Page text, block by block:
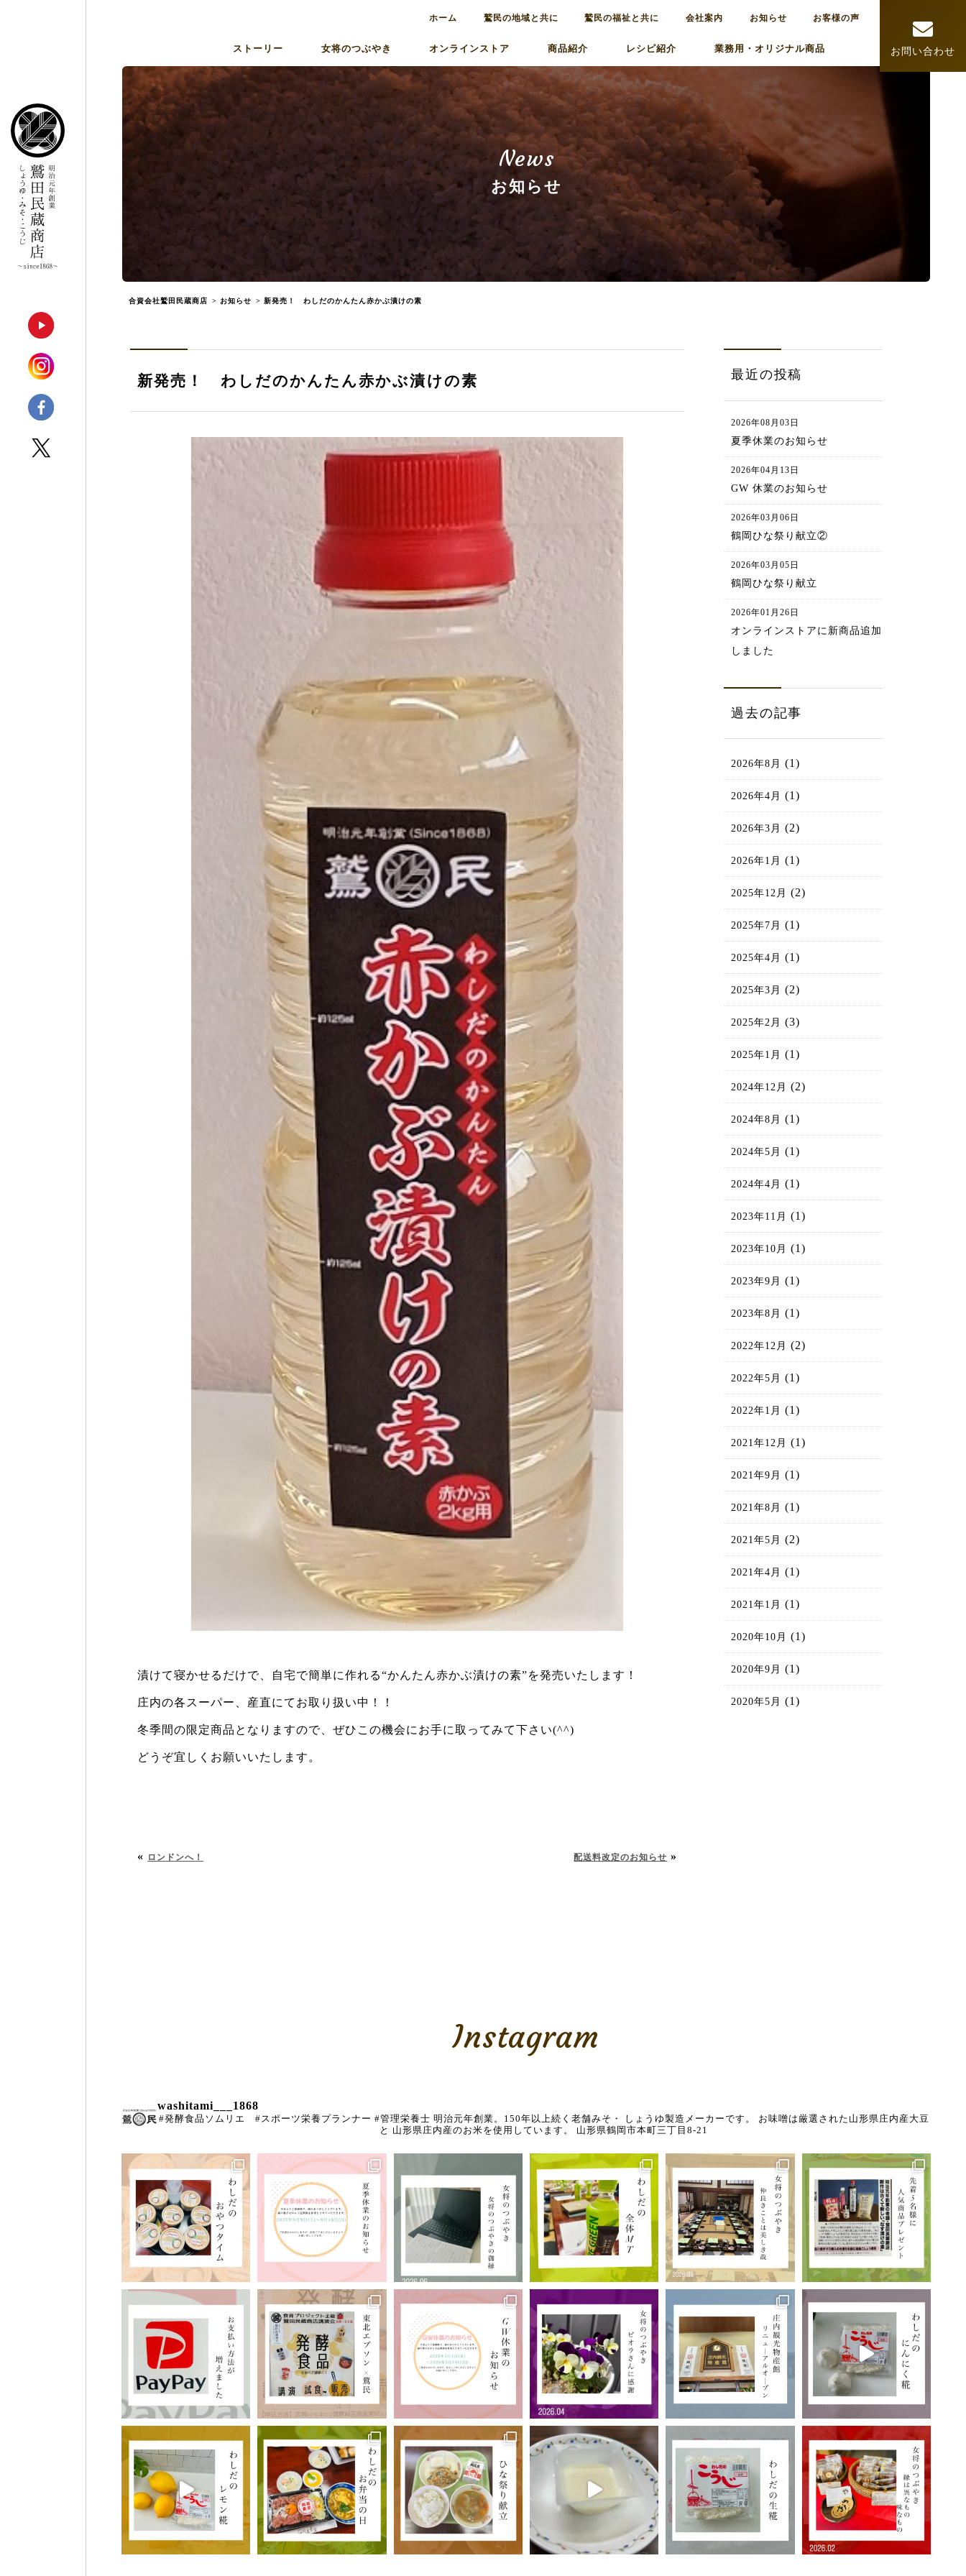
ホーム 鷲民の地域と共に 鷲民の福祉と共に 会社案内 お知らせ お客様の声
ストーリー 女将のつぶやき オンラインストア 商品紹介 レシピ紹介 業務用・オリジナル商品 お問い合わせ
News
お知らせ
合資会社鷲田民蔵商店 > お知らせ > 新発売！ わしだのかんたん赤かぶ漬けの素
新発売！ わしだのかんたん赤かぶ漬けの素
漬けて寝かせるだけで、自宅で簡単に作れる“かんたん赤かぶ漬けの素”を発売いたします！
庄内の各スーパー、産直にてお取り扱い中！！
冬季間の限定商品となりますので、ぜひこの機会にお手に取ってみて下さい(^^)
どうぞ宜しくお願いいたします。
« ロンドンへ！ 配送料改定のお知らせ »
最近の投稿
2026年08月03日
夏季休業のお知らせ
2026年04月13日
GW 休業のお知らせ
2026年03月06日
鶴岡ひな祭り献立②
2026年03月05日
鶴岡ひな祭り献立
2026年01月26日
オンラインストアに新商品追加
しました
過去の記事
2026年8月 (1)
2026年4月 (1)
2026年3月 (2)
2026年1月 (1)
2025年12月 (2)
2025年7月 (1)
2025年4月 (1)
2025年3月 (2)
2025年2月 (3)
2025年1月 (1)
2024年12月 (2)
2024年8月 (1)
2024年5月 (1)
2024年4月 (1)
2023年11月 (1)
2023年10月 (1)
2023年9月 (1)
2023年8月 (1)
2022年12月 (2)
2022年5月 (1)
2022年1月 (1)
2021年12月 (1)
2021年9月 (1)
2021年8月 (1)
2021年5月 (2)
2021年4月 (1)
2021年1月 (1)
2020年10月 (1)
2020年9月 (1)
2020年5月 (1)
Instagram
washitami___1868
#発酵食品ソムリエ #スポーツ栄養プランナー #管理栄養士 明治元年創業。150年以上続く老舗みそ・ しょうゆ製造メーカーです。
お味噌は厳選された山形県庄内産大豆
と 山形県庄内産のお米を使用しています。 山形県鶴岡市本町三丁目8-21